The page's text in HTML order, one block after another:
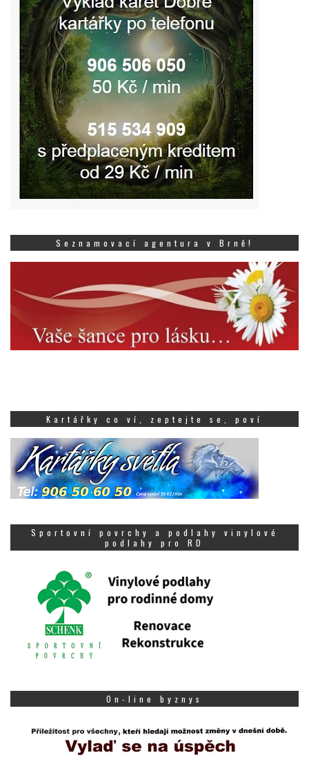
Seznamovací agentura v Brně!
Kartářky co ví, zeptejte se, poví
Sportovní povrchy a podlahy vinylové
podlahy pro RD
On-line byznys